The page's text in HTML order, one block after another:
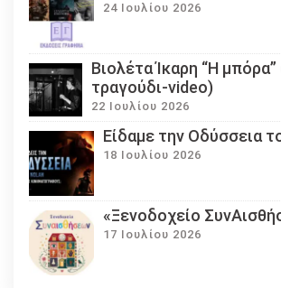
24 Ιουλίου 2026
Βιολέτα Ίκαρη “Η μπόρα”
τραγούδι-video)
22 Ιουλίου 2026
Eίδαμε την Οδύσσεια
18 Ιουλίου 2026
«Ξενοδοχείο
17 Ιουλίου 2026